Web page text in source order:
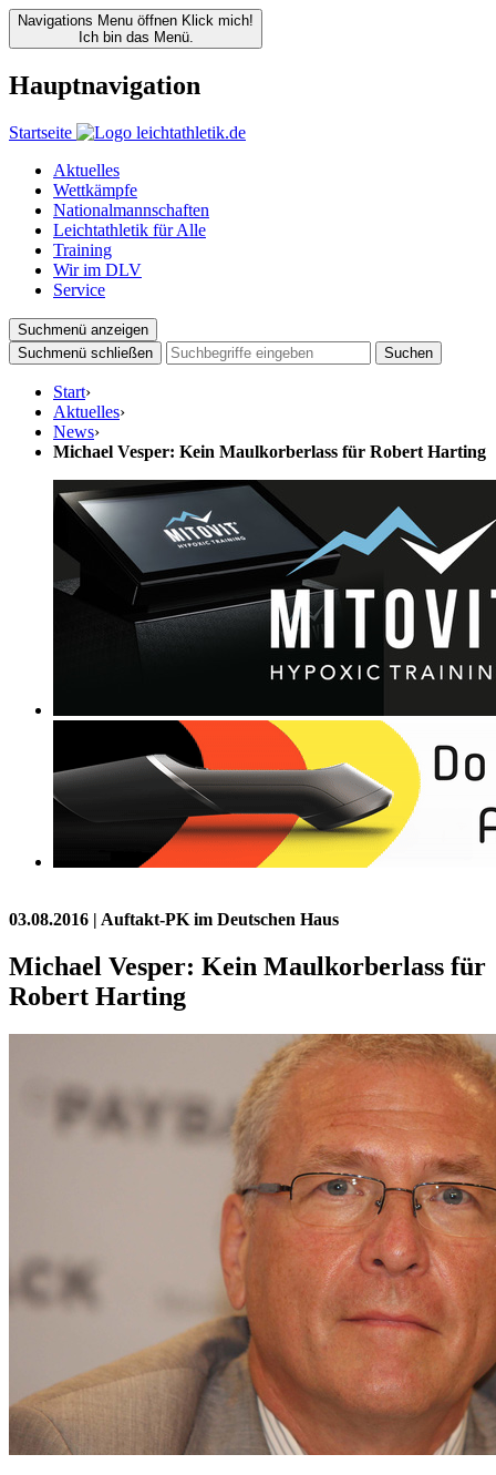
Navigations Menu öffnen Klick mich!
Ich bin das Menü.
Hauptnavigation
Startseite
Aktuelles
Wettkämpfe
Nationalmannschaften
Leichtathletik für Alle
Training
Wir im DLV
Service
Suchmenü anzeigen
Suchmenü schließen
Suchen
Start›
Aktuelles›
News›
Michael Vesper: Kein Maulkorberlass für Robert Harting
03.08.2016 | Auftakt-PK im Deutschen Haus
Michael Vesper: Kein Maulkorberlass für
Robert Harting